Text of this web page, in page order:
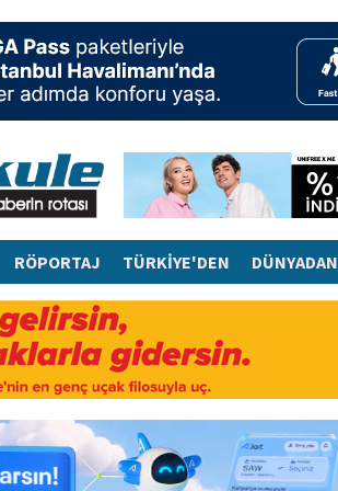
RÖPORTAJ TÜRKİYE'DEN DÜNYADAN